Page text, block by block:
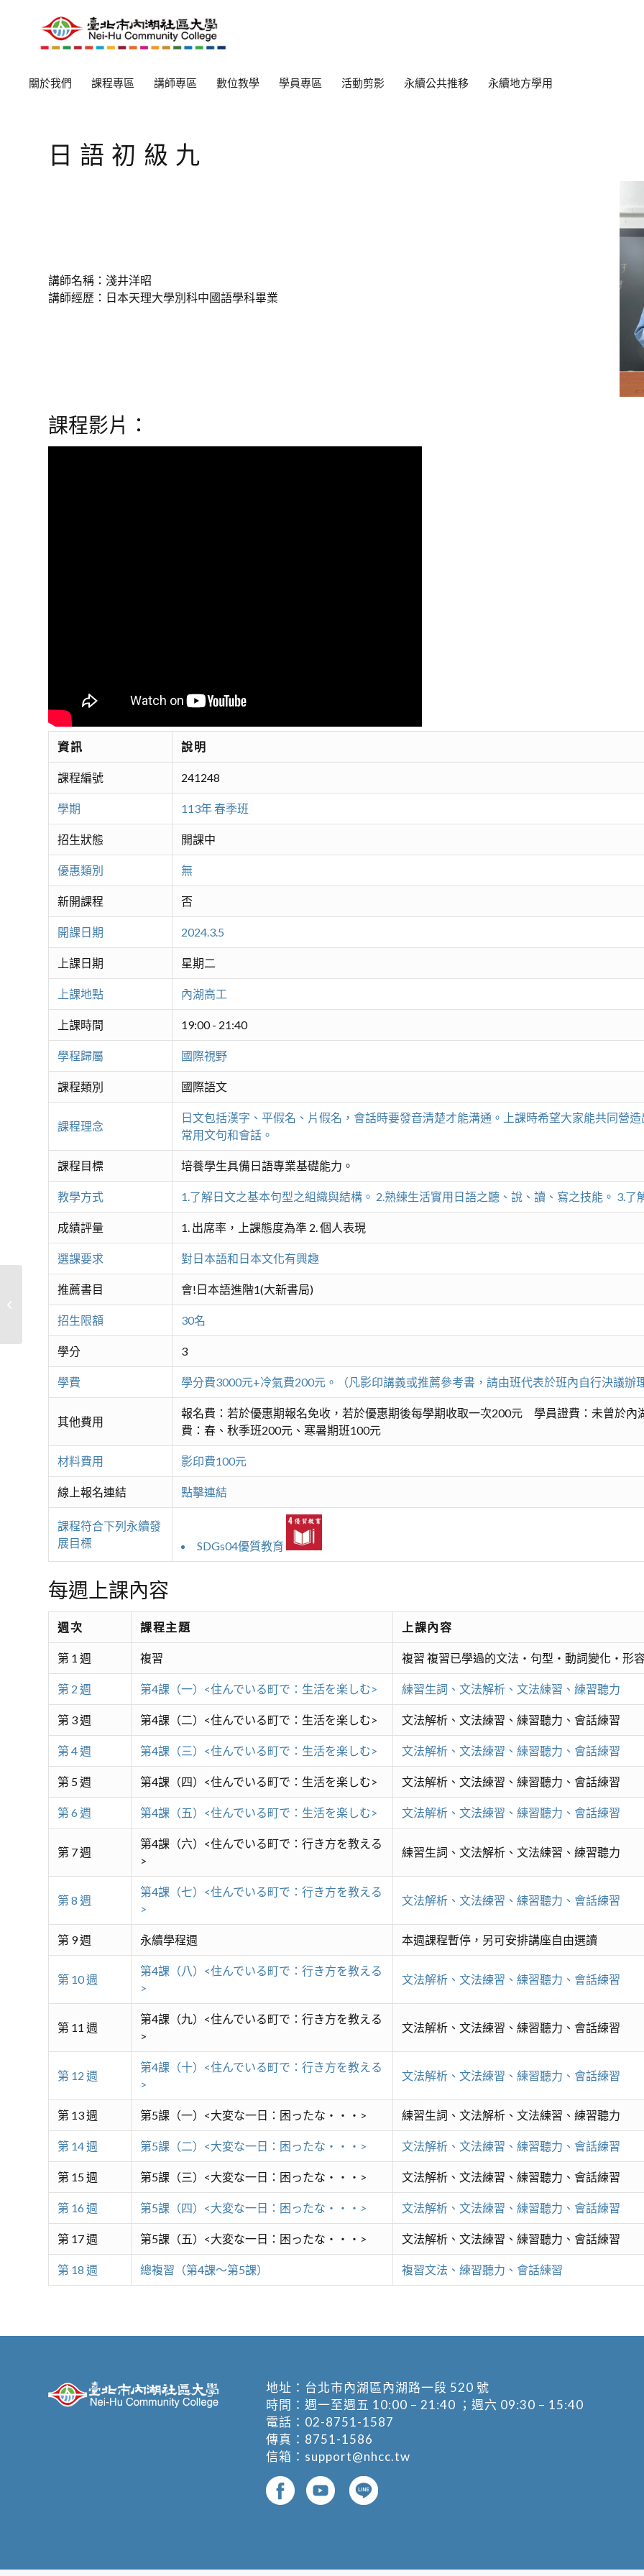
關於我們 課程專區 講師專區 數位教學 學員專區 活動剪影 永續公共推移 永續地方學用
日語初級九
講師名稱：淺井洋昭
講師經歷：日本天理大學別科中國語學科畢業
課程影片：
資訊 說明
課程編號 241248
學期 113年 春季班
招生狀態 開課中
優惠類別 無
新開課程 否
開課日期 2024.3.5
上課日期 星期二
上課地點 內湖高工
上課時間 19:00 - 21:40
學程歸屬 國際視野
課程類別 國際語文
課程理念
日文包括漢字、平假名、片假名，會話時要發音清楚才能溝通。上課時希望大家能共同營
常用文句和會話。
課程目標 培養學生具備日語專業基礎能力。
教學方式 1.了解日文之基本句型之組織與結構。 2.熟練生活實用日語之聽、說、讀、寫之技能。 3.了
成績評量 1. 出席率，上課態度為準 2. 個人表現
選課要求 對日本語和日本文化有興趣
推薦書目 會!日本語進階1(大新書局)
招生限額 30名
學分 3
學費 學分費3000元+冷氣費200元。（凡影印講義或推薦參考書，請由班代表於班內自行決議辦理
其他費用
報名費：若於優惠期報名免收，若於優惠期後每學期收取一次200元 學員證費：未曾於內
費：春、秋季班200元、寒暑期班100元
材料費用 影印費100元
線上報名連結 點擊連結
課程符合下列永續發
展目標
SDGs04優質教育
每週上課內容
週次 課程主題 上課內容
第 1 週 複習 複習 複習已學過的文法・句型・動詞變化・形
第 2 週 第4課（一）<住んでいる町で：生活を楽しむ> 練習生詞、文法解析、文法練習、練習聽力
第 3 週 第4課（二）<住んでいる町で：生活を楽しむ> 文法解析、文法練習、練習聽力、會話練習
第 4 週 第4課（三）<住んでいる町で：生活を楽しむ> 文法解析、文法練習、練習聽力、會話練習
第 5 週 第4課（四）<住んでいる町で：生活を楽しむ> 文法解析、文法練習、練習聽力、會話練習
第 6 週 第4課（五）<住んでいる町で：生活を楽しむ> 文法解析、文法練習、練習聽力、會話練習
第 7 週
第4課（六）<住んでいる町で：行き方を教える
>
練習生詞、文法解析、文法練習、練習聽力
第 8 週
第4課（七）<住んでいる町で：行き方を教える
>
文法解析、文法練習、練習聽力、會話練習
第 9 週 永續學程週 本週課程暫停，另可安排講座自由選讀
第 10 週
第4課（八）<住んでいる町で：行き方を教える
>
文法解析、文法練習、練習聽力、會話練習
第 11 週
第4課（九）<住んでいる町で：行き方を教える
>
文法解析、文法練習、練習聽力、會話練習
第 12 週
第4課（十）<住んでいる町で：行き方を教える
>
文法解析、文法練習、練習聽力、會話練習
第 13 週 第5課（一）<大変な一日：困ったな・・・> 練習生詞、文法解析、文法練習、練習聽力
第 14 週 第5課（二）<大変な一日：困ったな・・・> 文法解析、文法練習、練習聽力、會話練習
第 15 週 第5課（三）<大変な一日：困ったな・・・> 文法解析、文法練習、練習聽力、會話練習
第 16 週 第5課（四）<大変な一日：困ったな・・・> 文法解析、文法練習、練習聽力、會話練習
第 17 週 第5課（五）<大変な一日：困ったな・・・> 文法解析、文法練習、練習聽力、會話練習
第 18 週 總複習（第4課～第5課） 複習文法、練習聽力、會話練習
地址： 台北市內湖區內湖路一段 520 號
時間：週一至週五 10:00 – 21:40 ；週六 09:30 – 15:40
電話： 02-8751-1587
傳真：8751-1586
信箱： support@nhcc.tw
英文基礎文法-2